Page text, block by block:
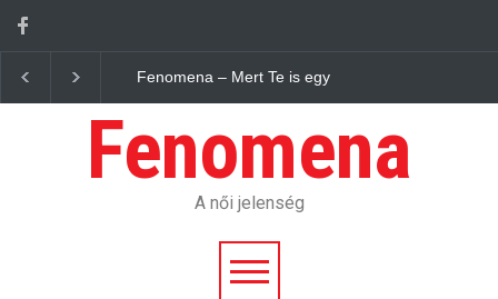
– Mert Te is egy jelenség vagy. Fenomena – Egyedi,
Fenomena
A női jelenség